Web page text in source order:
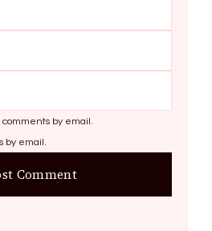
by email.
by email.